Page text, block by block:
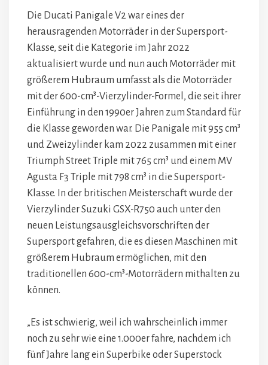
Die Ducati Panigale V2 war eines der
herausragenden Motorräder in der Supersport-
Klasse, seit die Kategorie im Jahr 2022
aktualisiert wurde und nun auch Motorräder mit
größerem Hubraum umfasst als die Motorräder
mit der 600-cm³-Vierzylinder-Formel, die seit ihrer
Einführung in den 1990er Jahren zum Standard für
die Klasse geworden war. Die Panigale mit 955 cm³
und Zweizylinder kam 2022 zusammen mit einer
Triumph Street Triple mit 765 cm³ und einem MV
Agusta F3 Triple mit 798 cm³ in die Supersport-
Klasse. In der britischen Meisterschaft wurde der
Vierzylinder Suzuki GSX-R750 auch unter den
neuen Leistungsausgleichsvorschriften der
Supersport gefahren, die es diesen Maschinen mit
größerem Hubraum ermöglichen, mit den
traditionellen 600-cm³-Motorrädern mithalten zu
können.
„Es ist schwierig, weil ich wahrscheinlich immer
noch zu sehr wie eine 1.000er fahre, nachdem ich
fünf Jahre lang ein Superbike oder Superstock